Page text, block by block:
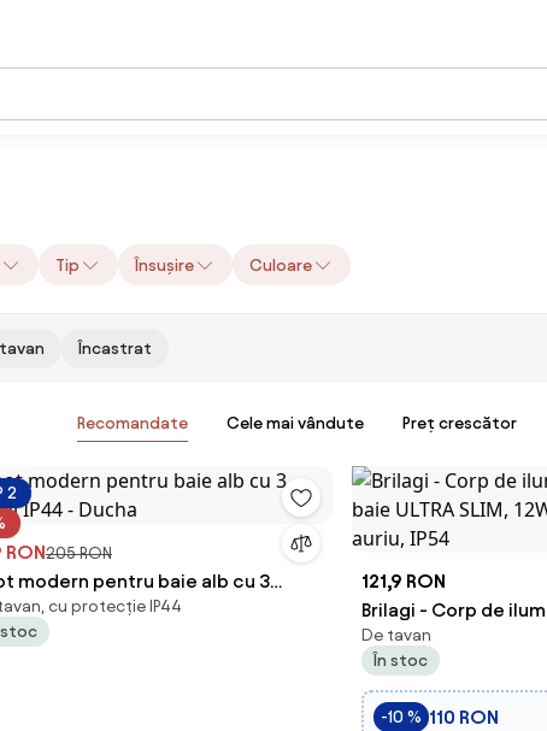
Tip Însușire Culoare
Încastrat
Recomandate Cele mai vândute Preț crescător
2
RON205 RON
modern pentru baie alb cu 3
IP44 - Ducha
cu protecție IP44
stoc
121,9 RON
Brilagi - Corp de
baie ULTRA SLIM,
auriu, IP54
De tavan
În stoc
-10 % 110 RON